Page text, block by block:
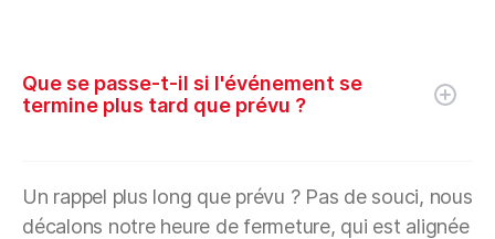
Que se passe-t-il si l'événement se
termine plus tard que prévu ?
Un rappel plus long que prévu ? Pas de souci, nous
décalons notre heure de fermeture, qui est alignée